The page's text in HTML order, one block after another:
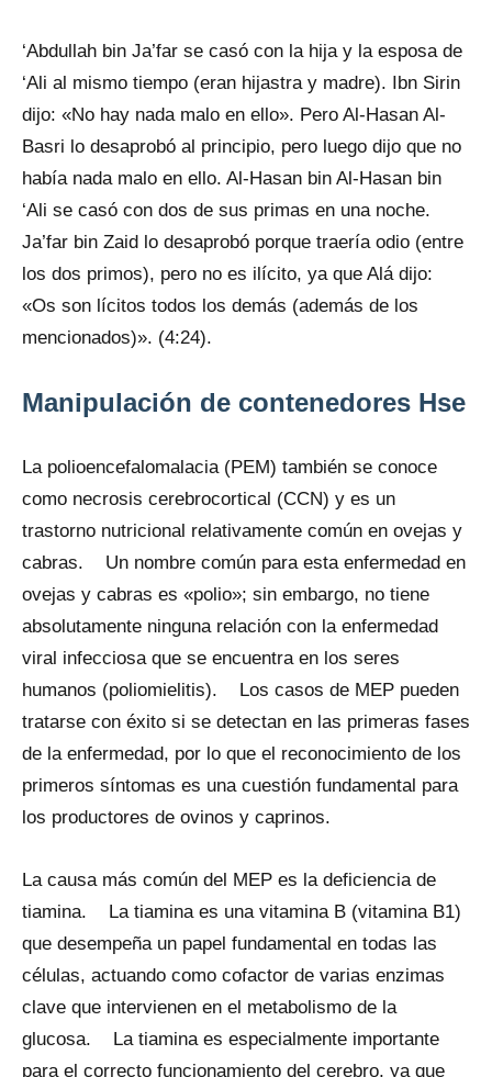
‘Abdullah bin Ja’far se casó con la hija y la esposa de
‘Ali al mismo tiempo (eran hijastra y madre). Ibn Sirin
dijo: «No hay nada malo en ello». Pero Al-Hasan Al-
Basri lo desaprobó al principio, pero luego dijo que no
había nada malo en ello. Al-Hasan bin Al-Hasan bin
‘Ali se casó con dos de sus primas en una noche.
Ja’far bin Zaid lo desaprobó porque traería odio (entre
los dos primos), pero no es ilícito, ya que Alá dijo:
«Os son lícitos todos los demás (además de los
mencionados)». (4:24).
Manipulación de contenedores Hse
La polioencefalomalacia (PEM) también se conoce
como necrosis cerebrocortical (CCN) y es un
trastorno nutricional relativamente común en ovejas y
cabras. Un nombre común para esta enfermedad en
ovejas y cabras es «polio»; sin embargo, no tiene
absolutamente ninguna relación con la enfermedad
viral infecciosa que se encuentra en los seres
humanos (poliomielitis). Los casos de MEP pueden
tratarse con éxito si se detectan en las primeras fases
de la enfermedad, por lo que el reconocimiento de los
primeros síntomas es una cuestión fundamental para
los productores de ovinos y caprinos.
La causa más común del MEP es la deficiencia de
tiamina. La tiamina es una vitamina B (vitamina B1)
que desempeña un papel fundamental en todas las
células, actuando como cofactor de varias enzimas
clave que intervienen en el metabolismo de la
glucosa. La tiamina es especialmente importante
para el correcto funcionamiento del cerebro, ya que